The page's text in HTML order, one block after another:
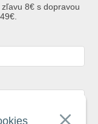
8€ s dopravou